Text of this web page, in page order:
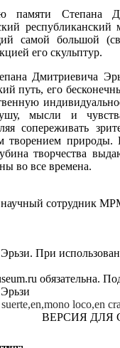
памяти Степана
республиканский
самой большой
его скульптур.
Дмитриевича
путь, его
мысли и
сопереживать
творением природы.
творчества
во все времена.
научный сотрудник
При
обязательна.
loco,en
ВЕРСИЯ